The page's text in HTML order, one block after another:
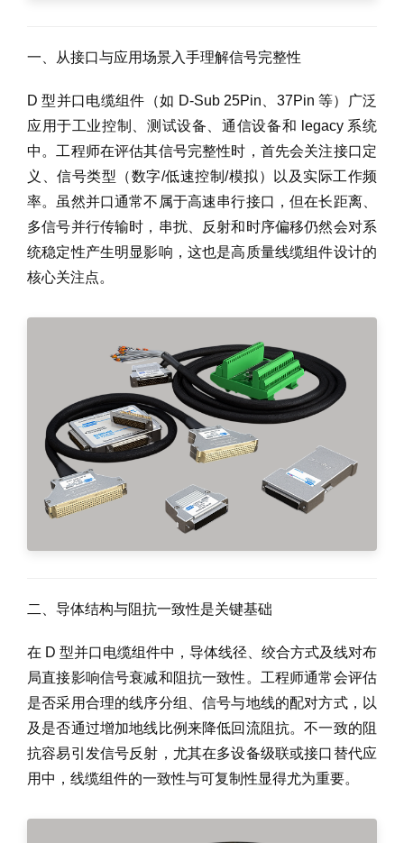
一、从接口与应用场景入手理解信号完整性
D 型并口电缆组件（如 D-Sub 25Pin、37Pin 等）广泛
应用于工业控制、测试设备、通信设备和 legacy 系统
中。工程师在评估其信号完整性时，首先会关注接口定
义、信号类型（数字/低速控制/模拟）以及实际工作频
率。虽然并口通常不属于高速串行接口，但在长距离、
多信号并行传输时，串扰、反射和时序偏移仍然会对系
统稳定性产生明显影响，这也是高质量线缆组件设计的
核心关注点。
二、导体结构与阻抗一致性是关键基础
在 D 型并口电缆组件中，导体线径、绞合方式及线对布
局直接影响信号衰减和阻抗一致性。工程师通常会评估
是否采用合理的线序分组、信号与地线的配对方式，以
及是否通过增加地线比例来降低回流阻抗。不一致的阻
抗容易引发信号反射，尤其在多设备级联或接口替代应
用中，线缆组件的一致性与可复制性显得尤为重要。